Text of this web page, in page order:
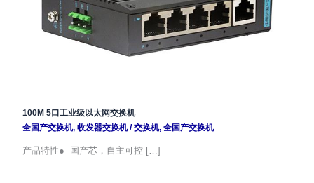
100M 5口工业级以太网交换机
全国产交换机, 收发器交换机/交换机, 全国产交换机
产品特性● 国产芯，自主可控 […]